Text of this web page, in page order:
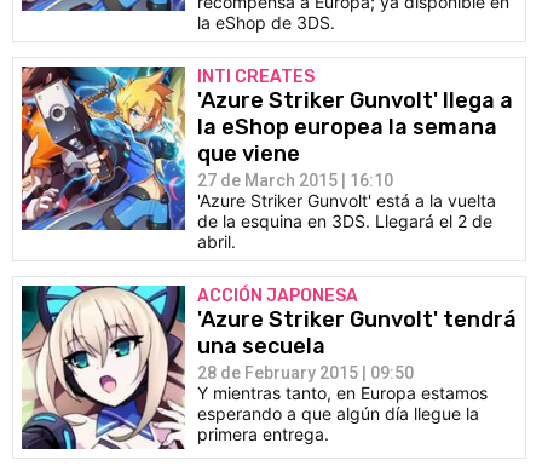
la eShop de 3DS.
INTI CREATES
'Azure Striker Gunvolt' llega a
la eShop europea la semana
que viene
27 de March 2015 | 16:10
'Azure Striker Gunvolt' está a la vuelta
de la esquina en 3DS. Llegará el 2 de
abril.
ACCIÓN JAPONESA
'Azure Striker Gunvolt' tendrá
una secuela
28 de February 2015 | 09:50
Y mientras tanto, en Europa estamos
esperando a que algún día llegue la
primera entrega.